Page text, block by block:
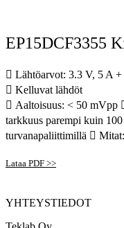
EP15DCF3355
 Lähtöarvot: 3.3 V, 5 A
 Kelluvat lähdöt
 Aaltoisuus: < 50 mVpp
tarkkuus parempi kuin
turvanapaliittimillä 
Lataa PDF >>
YHTEYSTIEDOT